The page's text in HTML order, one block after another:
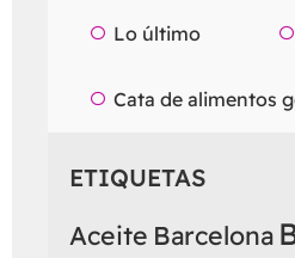
Lo último
Cata de alimentos
ETIQUETAS
Aceite Barcelona